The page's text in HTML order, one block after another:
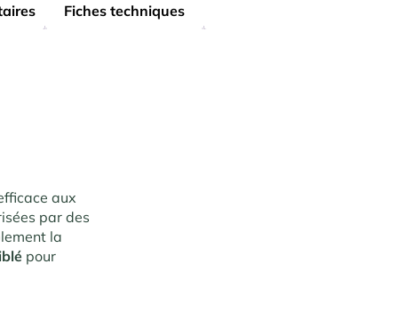
Fiches techniques
aux
par des
la
pour